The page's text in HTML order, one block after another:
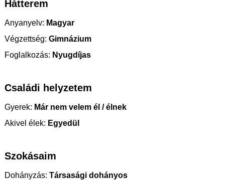
Hátterem
Anyanyelv: Magyar
Végzettség: Gimnázium
Foglalkozás: Nyugdíjas
Családi helyzetem
Gyerek: Már nem velem él / élnek
Akivel élek: Egyedül
Szokásaim
Dohányzás: Társasági dohányos